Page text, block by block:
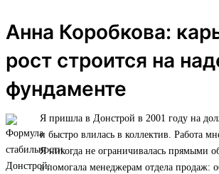
Анна Коробкова:
рост строится на
фундаменте
Я пришла в Донстрой в 2001 году на
и быстро влилась в коллектив. Работа
Я никогда не ограничивалась прямыми
а помогала менеджерам отдела продаж: